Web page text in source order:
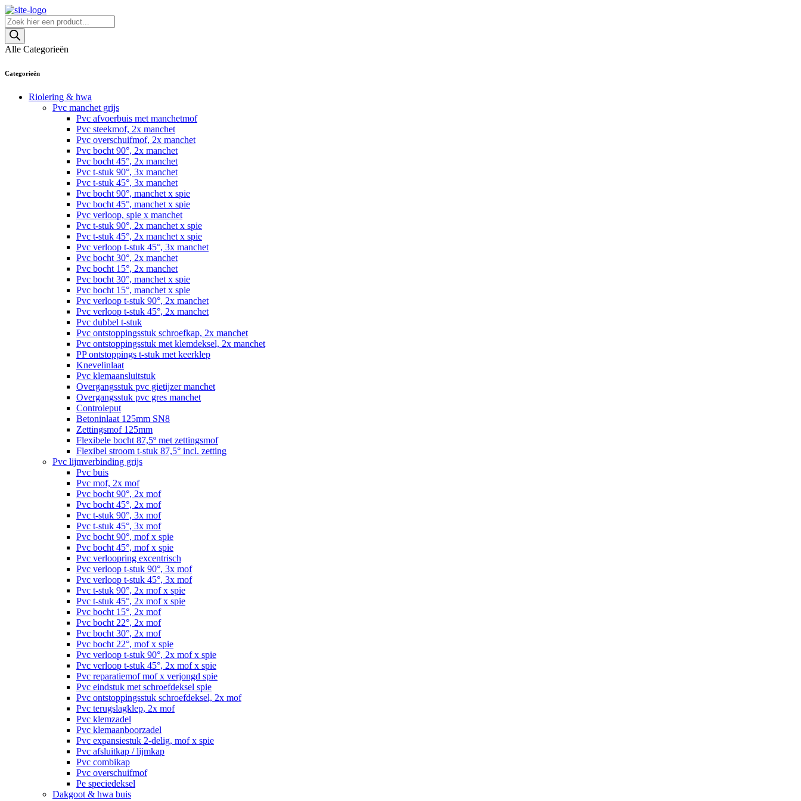
Skip
to
content
Producten
zoeken
Alle Categorieën
Categorieën
Riolering & hwa
Pvc manchet grijs
Pvc afvoerbuis met manchetmof
Pvc steekmof, 2x manchet
Pvc overschuifmof, 2x manchet
Pvc bocht 90°, 2x manchet
Pvc bocht 45°, 2x manchet
Pvc t-stuk 90°, 3x manchet
Pvc t-stuk 45°, 3x manchet
Pvc bocht 90°, manchet x spie
Pvc bocht 45°, manchet x spie
Pvc verloop, spie x manchet
Pvc t-stuk 90°, 2x manchet x spie
Pvc t-stuk 45°, 2x manchet x spie
Pvc verloop t-stuk 45°, 3x manchet
Pvc bocht 30°, 2x manchet
Pvc bocht 15°, 2x manchet
Pvc bocht 30°, manchet x spie
Pvc bocht 15°, manchet x spie
Pvc verloop t-stuk 90°, 2x manchet
Pvc verloop t-stuk 45°, 2x manchet
Pvc dubbel t-stuk
Pvc ontstoppingsstuk schroefkap, 2x manchet
Pvc ontstoppingsstuk met klemdeksel, 2x manchet
PP ontstoppings t-stuk met keerklep
Knevelinlaat
Pvc klemaansluitstuk
Overgangsstuk pvc gietijzer manchet
Overgangsstuk pvc gres manchet
Controleput
Betoninlaat 125mm SN8
Zettingsmof 125mm
Flexibele bocht 87,5º met zettingsmof
Flexibel stroom t-stuk 87,5° incl. zetting
Pvc lijmverbinding grijs
Pvc buis
Pvc mof, 2x mof
Pvc bocht 90°, 2x mof
Pvc bocht 45°, 2x mof
Pvc t-stuk 90°, 3x mof
Pvc t-stuk 45°, 3x mof
Pvc bocht 90°, mof x spie
Pvc bocht 45°, mof x spie
Pvc verloopring excentrisch
Pvc verloop t-stuk 90°, 3x mof
Pvc verloop t-stuk 45°, 3x mof
Pvc t-stuk 90°, 2x mof x spie
Pvc t-stuk 45°, 2x mof x spie
Pvc bocht 15°, 2x mof
Pvc bocht 22°, 2x mof
Pvc bocht 30°, 2x mof
Pvc bocht 22°, mof x spie
Pvc verloop t-stuk 90°, 2x mof x spie
Pvc verloop t-stuk 45°, 2x mof x spie
Pvc reparatiemof mof x verjongd spie
Pvc eindstuk met schroefdeksel spie
Pvc ontstoppingsstuk schroefdeksel, 2x mof
Pvc terugslagklep, 2x mof
Pvc klemzadel
Pvc klemaanboorzadel
Pvc expansiestuk 2-delig, mof x spie
Pvc afsluitkap / lijmkap
Pvc combikap
Pvc overschuifmof
Pe speciedeksel
Dakgoot & hwa buis